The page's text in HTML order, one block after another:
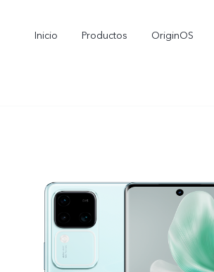
Inicio Productos OriginOS